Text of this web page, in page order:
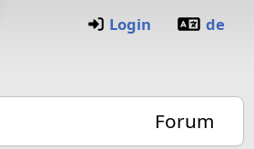
Login de
Forum